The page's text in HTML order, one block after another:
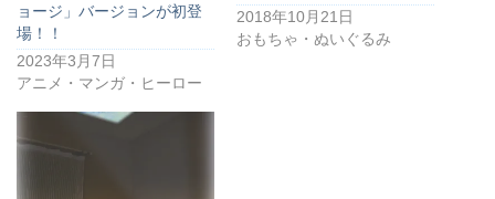
ョージ」バージョンが初登
場！！
2023年3月7日
アニメ・マンガ・ヒーロー
2018年10月21日
おもちゃ・ぬいぐるみ